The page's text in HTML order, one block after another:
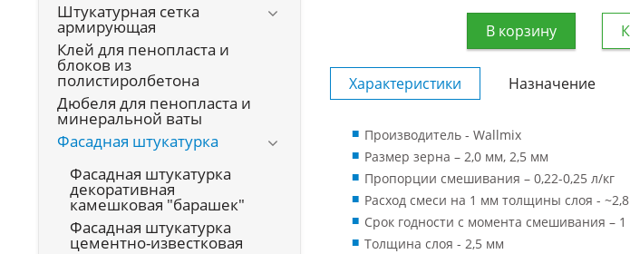
Штукатурная сетка
армирующая
Клей для пенопласта и
блоков из
полистиролбетона
Дюбеля для пенопласта и
минеральной ваты
Фасадная штукатурка
Фасадная штукатурка
декоративная
камешковая "барашек"
Фасадная штукатурка
цементно-известковая
В корзину
Характеристики Назначение
Производитель - Wallmix
Размер зерна – 2,0 мм, 2,5 мм
Пропорции смешивания – 0,22-0,25 л/кг
Расход смеси на 1 мм толщины слоя - ~2,8
Срок годности с момента смешивания – 1
Толщина слоя - 2,5 мм